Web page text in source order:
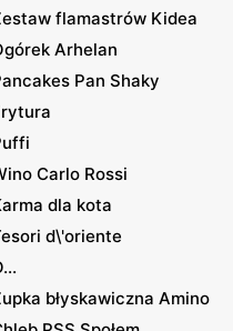
flamastrów Kidea
Arhelan
Pan Shaky
Carlo Rossi
dla kota
d\'oriente
błyskawiczna Amino